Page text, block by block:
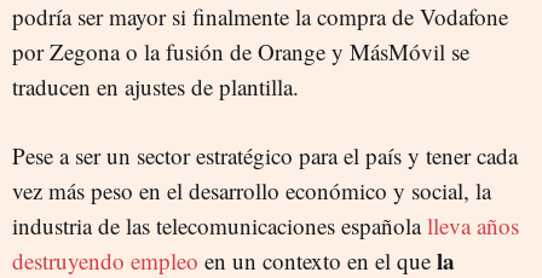
podría ser mayor si finalmente la compra de Vodafone
por Zegona o la fusión de Orange y MásMóvil se
traducen en ajustes de plantilla.
Pese a ser un sector estratégico para el país y tener cada
vez más peso en el desarrollo económico y social, la
industria de las telecomunicaciones españolalleva años
destruyendo empleo en un contexto en el que la